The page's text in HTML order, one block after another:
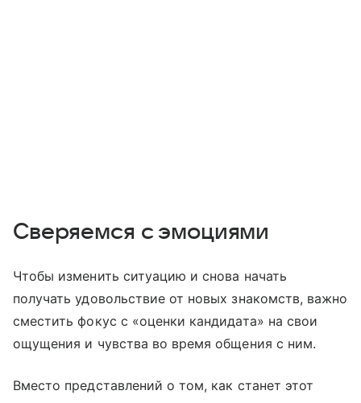
Сверяемся с эмоциями
Чтобы изменить ситуацию и снова начать
получать удовольствие от новых знакомств, важно
сместить фокус с «оценки кандидата» на свои
ощущения и чувства во время общения с ним.
Вместо представлений о том, как станет этот